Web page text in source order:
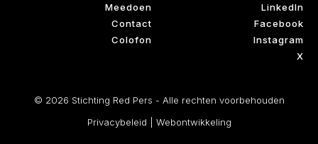
Meedoen
Contact
Colofon
LinkedIn
Facebook
Instagram
X
© 2026 Stichting Red Pers - Alle rechten voorbehouden
Privacybeleid
Webontwikkeling